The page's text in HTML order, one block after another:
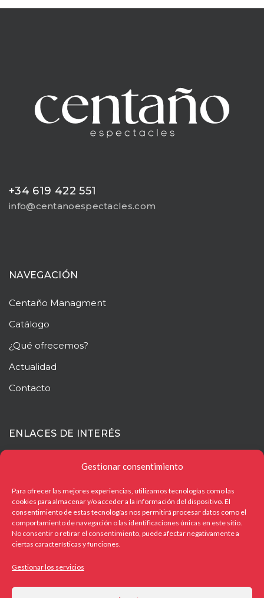
Gestionar consentimiento
Para ofrecer las mejores experiencias, utilizamos tecnologías como las
cookies para almacenar y/o acceder a la información del dispositivo. El
consentimiento de estas tecnologías nos permitirá procesar datos como el
comportamiento de navegación o las identificaciones únicas en este sitio.
No consentir o retirar el consentimiento, puede afectar negativamente a
ciertas características y funciones.
Gestionar los servicios
+34 619 422 551
info@centanoespectacles.com
NAVEGACIÓN
Centaño Managment
Catálogo
¿Qué ofrecemos?
Actualidad
Contacto
ENLACES DE INTERÉS
Política de privacidad
Política de cookies
OTROS ENLACES